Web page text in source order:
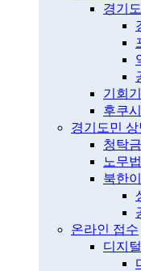
경기
기회
후쿠
경기도민
청탁
노무
북한
온라인 접수
디지